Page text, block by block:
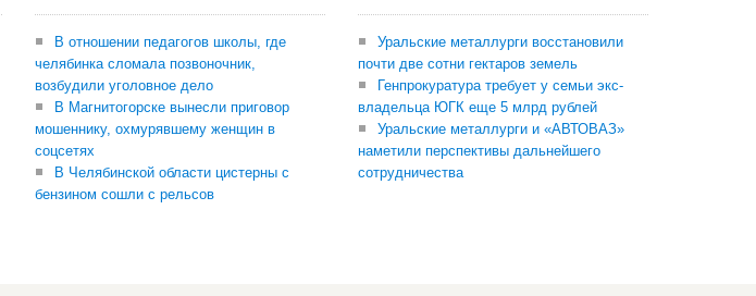
В отношении педагогов школы, где
челябинка сломала позвоночник,
возбудили уголовное дело
В Магнитогорске вынесли приговор
мошеннику, охмурявшему женщин в
соцсетях
В Челябинской области цистерны с
бензином сошли с рельсов
Уральские металлурги восстановили
почти две сотни гектаров земель
Генпрокуратура требует у семьи экс-
владельца ЮГК еще 5 млрд рублей
Уральские металлурги и «АВТОВАЗ»
наметили перспективы дальнейшего
сотрудничества